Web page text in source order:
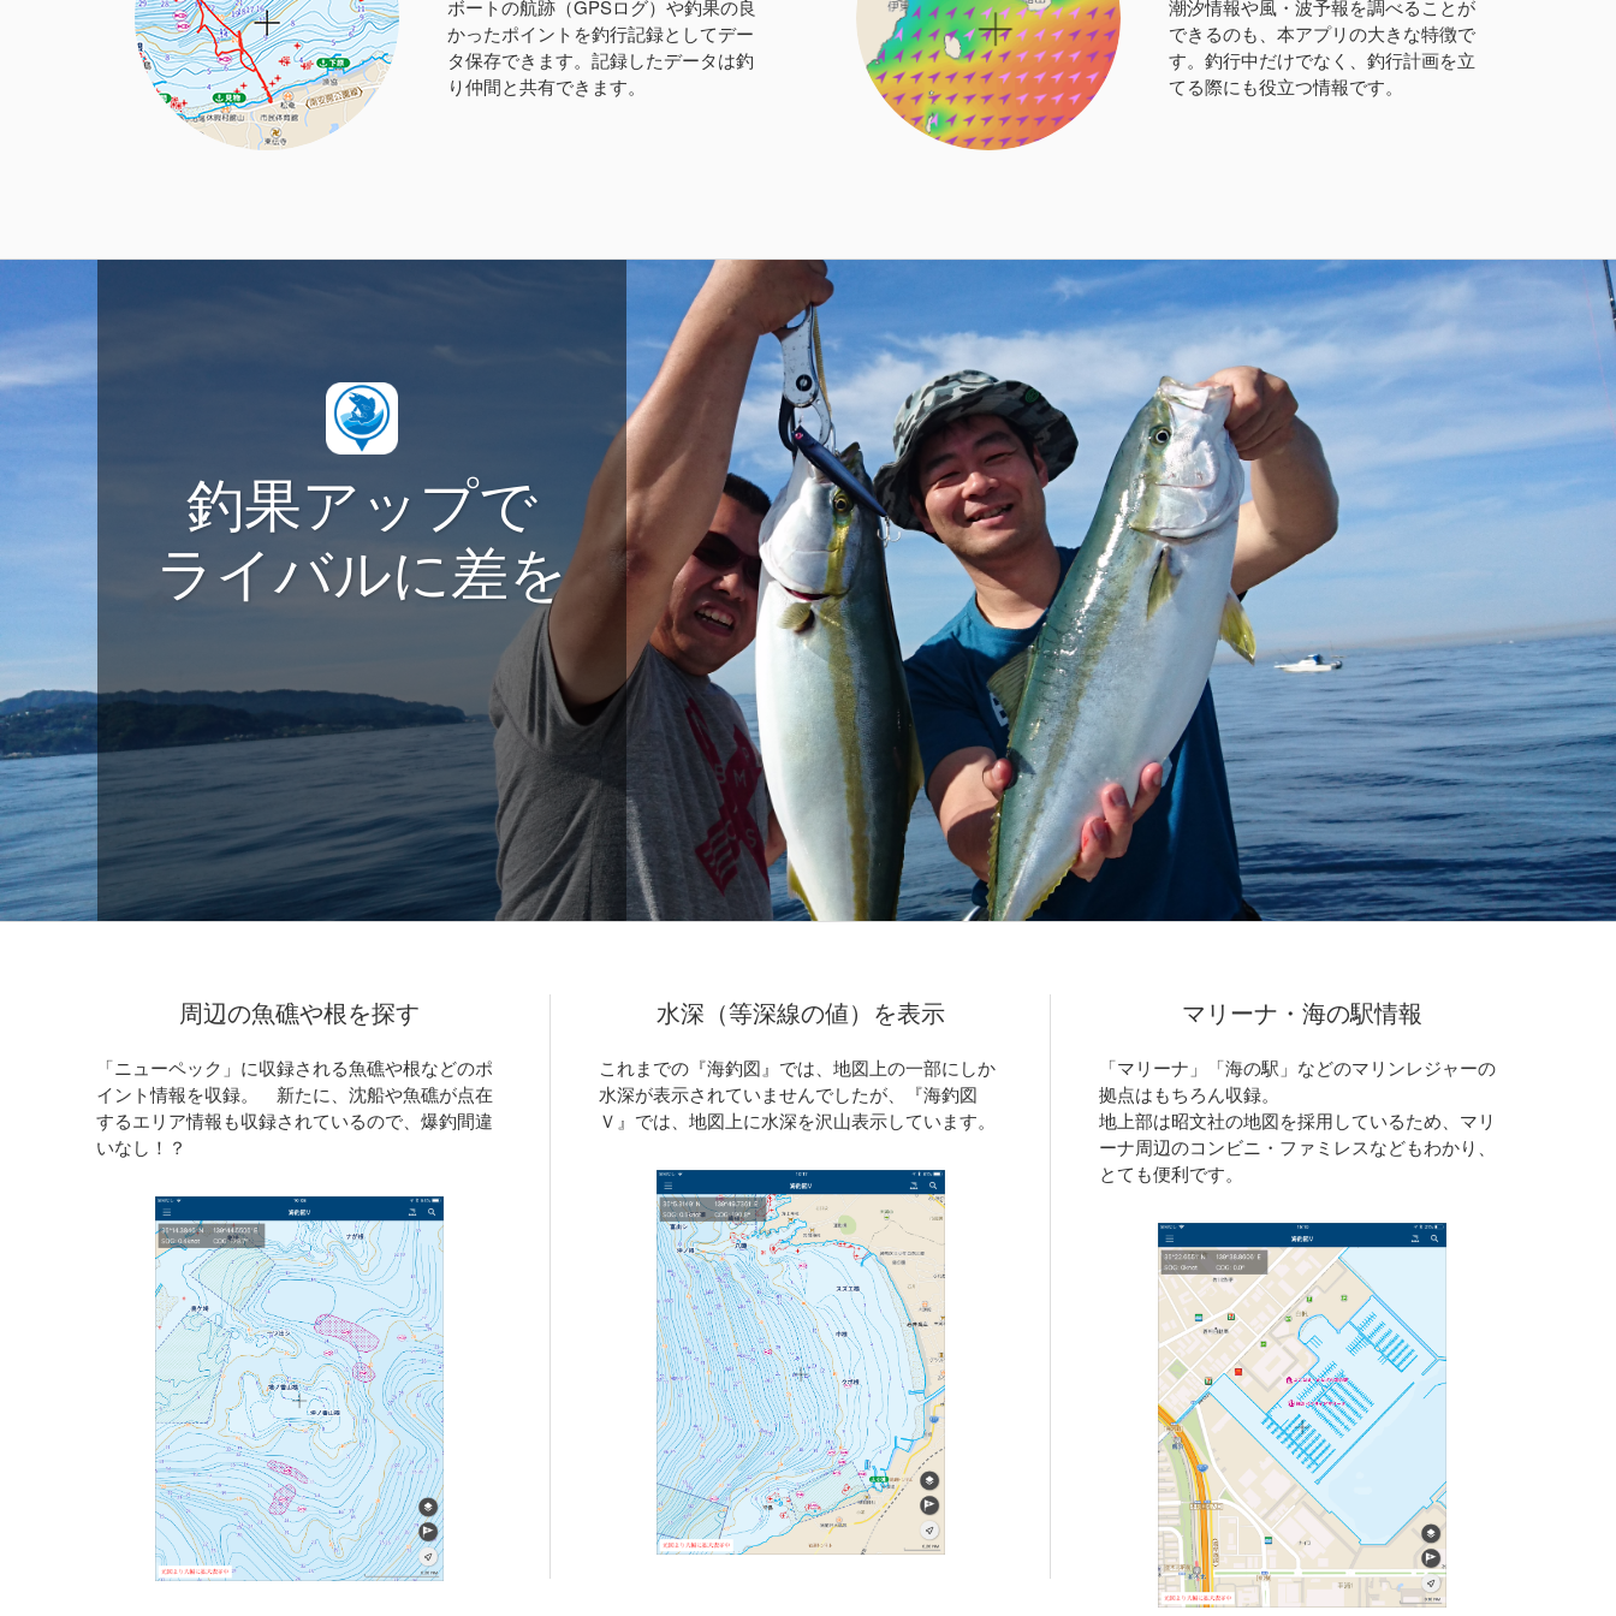
ボートの航跡（GPSログ）や釣果の良
かったポイントを釣行記録としてデー
タ保存できます。記録したデータは釣
り仲間と共有できます。
潮汐情報や風・波予報を調べることが
できるのも、本アプリの大きな特徴で
す。釣行中だけでなく、釣行計画を立
てる際にも役立つ情報です。
釣果アップで
ライバルに差を
周辺の魚礁や根を探す
「ニューペック」に収録される魚礁や根などのポ
イント情報を収録。 新たに、沈船や魚礁が点在
するエリア情報も収録されているので、爆釣間違
いなし！？
水深（等深線の値）を表示
これまでの『海釣図』では、地図上の一部にしか
水深が表示されていませんでしたが、『海釣図
Ｖ』では、地図上に水深を沢山表示しています。
マリーナ・海の駅情報
「マリーナ」「海の駅」などのマリンレジャーの
拠点はもちろん収録。
地上部は昭文社の地図を採用しているため、マリ
ーナ周辺のコンビニ・ファミレスなどもわかり、
とても便利です。